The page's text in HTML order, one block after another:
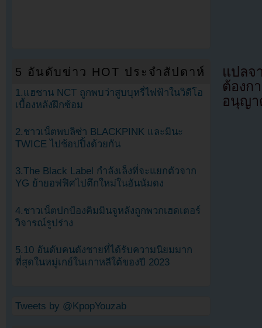
แปล
ต้อง
อนุญา
5 อันดับข่าว HOT ประจำสัปดาห์
1.แฮชาน NCT ถูกพบว่าสูบบุหรี่ไฟฟ้าในวิดีโอ
เบื้องหลังฝึกซ้อม
2.ชาวเน็ตพบลิซ่า BLACKPINK และมินะ
TWICE ไปช้อปปิ้งด้วยกัน
3.The Black Label กำลังเล็งที่จะแยกตัวจาก
YG ย้ายอฟฟิศไปตึกใหม่ในฮันนัมดง
4.ชาวเน็ตปกป้องคิมมินจูหลังถูกพวกเฮดเตอร์
วิจารณ์รูปร่าง
5.10 อันดับคนดังชายที่ได้รับความนิยมมาก
ที่สุดในหมู่เกย์ในเกาหลีใต้ของปี 2023
Tweets by @KpopYouzab